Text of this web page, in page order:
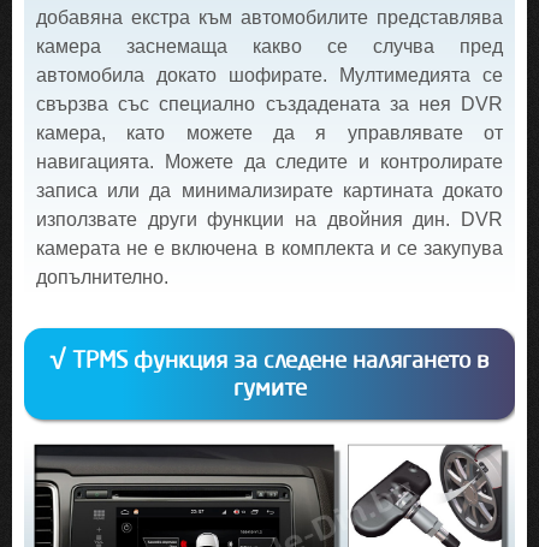
добавяна екстра към автомобилите представлява
камера заснемаща какво се случва пред
автомобила докато шофирате. Мултимедията се
свързва със специално създадената за нея DVR
камера, като можете да я управлявате от
навигацията. Можете да следите и контролирате
записа или да минимализирате картината докато
използвате други функции на двойния дин. DVR
камерата не е включена в комплекта и се закупува
допълнително.
√ TPMS функция за следене налягането в
гумите